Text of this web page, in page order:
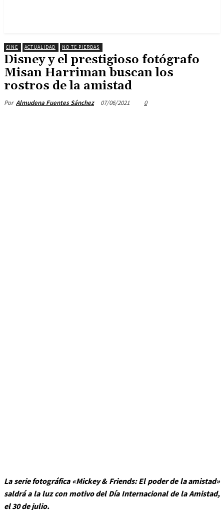
CINE ACTUALIDAD NO TE PIERDAS
Disney y el prestigioso fotógrafo
Misan Harriman buscan los
rostros de la amistad
Por Almudena Fuentes Sánchez 07/06/2021 0
La serie fotográfica «Mickey & Friends: El poder de la amistad»
saldrá a la luz con motivo del Día Internacional de la Amistad,
el 30 de julio.